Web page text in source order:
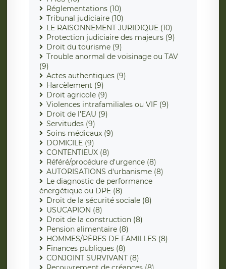
Réglementations (10)
Tribunal judiciaire (10)
LE RAISONNEMENT JURIDIQUE (10)
Protection judiciaire des majeurs (9)
Droit du tourisme (9)
Trouble anormal de voisinage ou TAV
(9)
Actes authentiques (9)
Harcèlement (9)
Droit agricole (9)
Violences intrafamiliales ou VIF (9)
Droit de l'EAU (9)
Servitudes (9)
Soins médicaux (9)
DOMICILE (9)
CONTENTIEUX (8)
Référé/procédure d'urgence (8)
AUTORISATIONS d'urbanisme (8)
Le diagnostic de performance
énergétique ou DPE (8)
Droit de la sécurité sociale (8)
USUCAPION (8)
Droit de la construction (8)
Pension alimentaire (8)
HOMMES/PÈRES DE FAMILLES (8)
Finances publiques (8)
CONJOINT SURVIVANT (8)